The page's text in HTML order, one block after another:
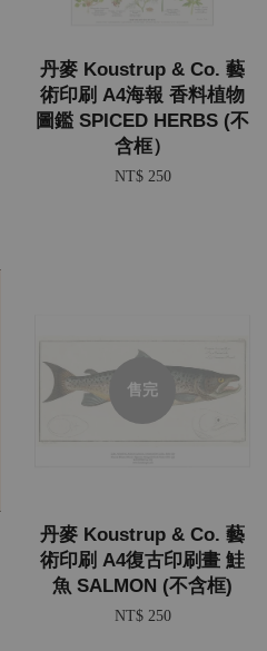
丹麥 Koustrup & Co. 藝
術印刷 A4海報 香料植物
圖鑑 SPICED HERBS (不
含框）
NT$ 250
售完
丹麥 Koustrup & Co. 藝
術印刷 A4復古印刷畫 鮭
魚 SALMON (不含框)
NT$ 250